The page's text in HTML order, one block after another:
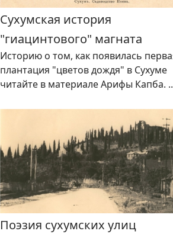
Сухумская история
"гиацинтового" магната
Историю о том, как появилась
плантация "цветов дождя" в Сухуме
читайте в материале Арифы Капба.
Поэзия сухумских улиц